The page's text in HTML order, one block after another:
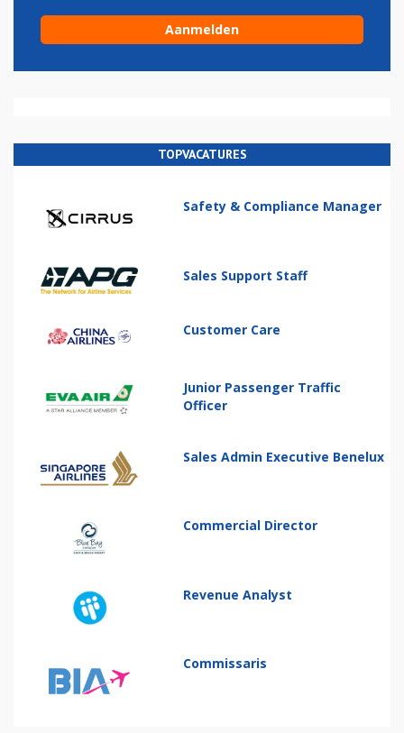
TOPVACATURES
Safety & Compliance Manager
Sales Support Staff
Customer Care
Junior Passenger Traffic
Officer
Sales Admin Executive Benelux
Commercial Director
Revenue Analyst
Commissaris